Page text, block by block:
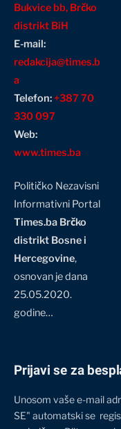
Bukvice bb, Brčko
distrikt BiH
E-mail:
redakcija@times.b
a
Telefon:+387 70
330 097
Web:
www.times.ba
Političko Nezavisni
Informativni Portal
Times.ba Brčko
distrikt Bosne i
Hercegovine,
osnovan je dana
25.05.2020.
godine…
Prijavi se za
Unosom vaše e-mail
SE" automatski se